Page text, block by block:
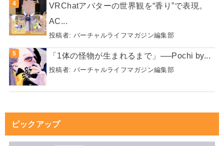
VRChatアバターの世界観を“香り”で表現。
AC...
投稿者: バーチャルライフマガジン編集部
「1体の怪物が生まれるまで」──Pochi by...
投稿者: バーチャルライフマガジン編集部
ピックアップ